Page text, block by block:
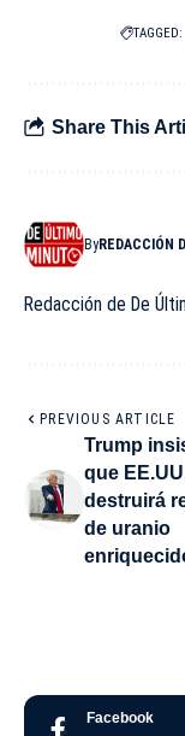
TAGGED:
Share This
ByREDACCIÓN
Redacción de De
PREVIOUS ARTICLE
Trump
que
destruirá
de uranio
Facebook